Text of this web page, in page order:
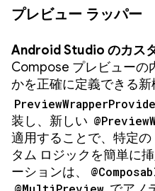
プレビュー ラッパー
Android Studio のカス
Compose プレビューの
かを正確に定義できる新
装し、新しい
適用することで、特定の
タム ロジックを簡単に
ーションは、